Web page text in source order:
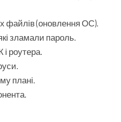
файлів (оновлення ОС).
зламали пароль.
роутера.
плані.